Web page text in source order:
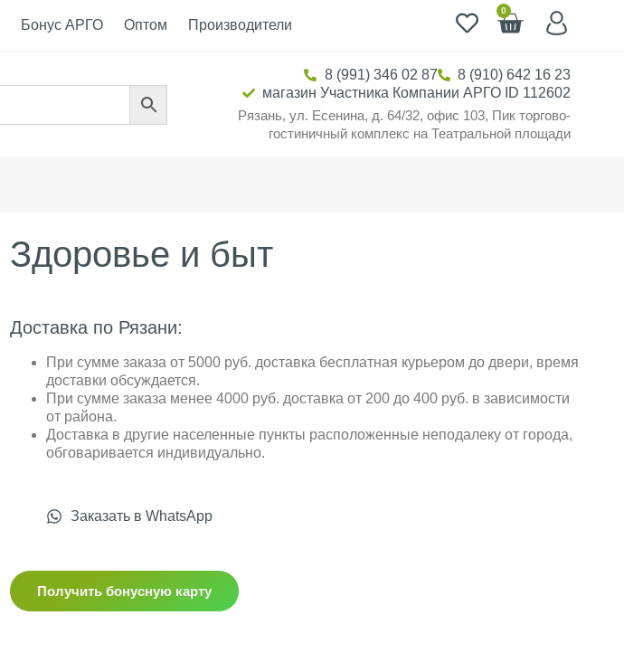
Бонус АРГО Оптом Производители
0
8 (991) 346 02 87
8 (910) 642 16 23
магазин Участника Компании АРГО ID 112602
Рязань, ул. Есенина, д. 64/32, офис 103, Пик торгово-
гостиничный комплекс на Театральной площади
Здоровье и быт
Доставка по Рязани:
При сумме заказа от 5000 руб. доставка бесплатная курьером до двери, время
доставки обсуждается.
При сумме заказа менее 4000 руб. доставка от 200 до 400 руб. в зависимости
от района.
Доставка в другие населенные пункты расположенные неподалеку от города,
обговаривается индивидуально.
Заказать в WhatsApp
Получить бонусную карту